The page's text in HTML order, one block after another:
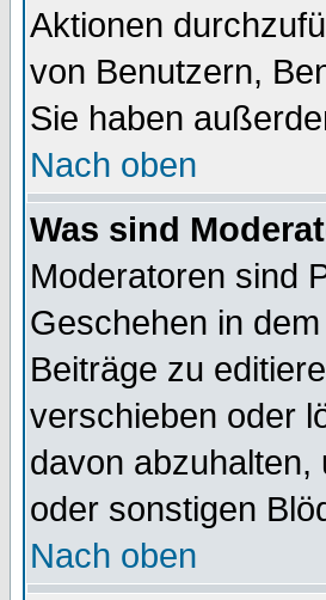
Aktionen
von Benutzern,
Sie haben
Nach oben
Was sind
Moderatoren sind
Geschehen in
Beiträge zu
verschieben oder
davon abzuhalten,
oder sonstigen
Nach oben